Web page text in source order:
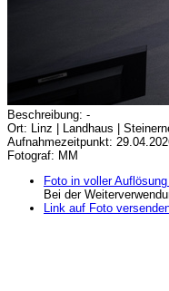
Beschreibung: -
Ort: Linz | Landhaus |
Aufnahmezeitpunkt:
Fotograf: MM
Foto in voller
Bei der
Link auf Foto